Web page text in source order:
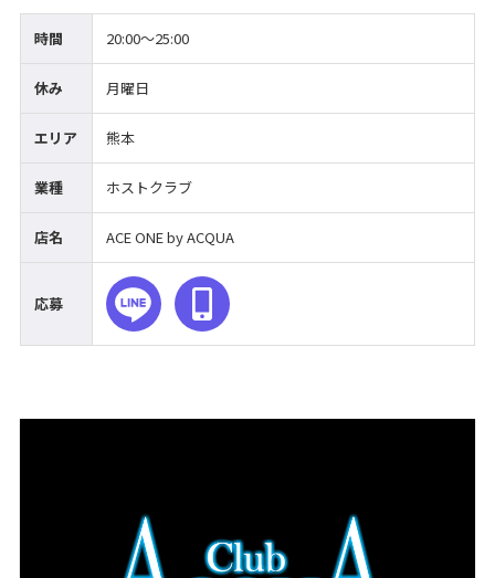
時間 20:00～25:00
休み 月曜日
エリア 熊本
業種 ホストクラブ
店名 ACE ONE by ACQUA
応募